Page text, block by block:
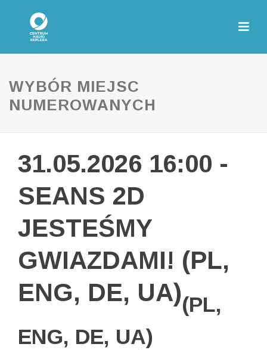
WYBÓR MIEJSC
NUMEROWANYCH
31.05.2026 16:00 -
SEANS 2D
JESTEŚMY
GWIAZDAMI! (PL,
ENG, DE, UA)(PL,
ENG, DE, UA)